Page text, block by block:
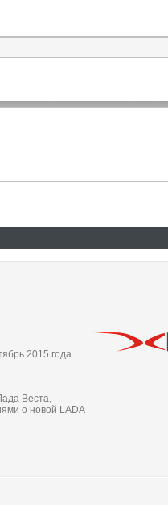
2015 года.
Веста,
о новой LADA